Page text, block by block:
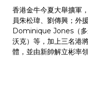
香港金牛今夏大舉擴軍
員朱松瑋、劉傳興；外
Dominique Jones（多
沃克）等，加上三名港
體，並由新帥解立彬率